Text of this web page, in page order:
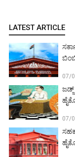
LATEST ARTICLE
07/
07/